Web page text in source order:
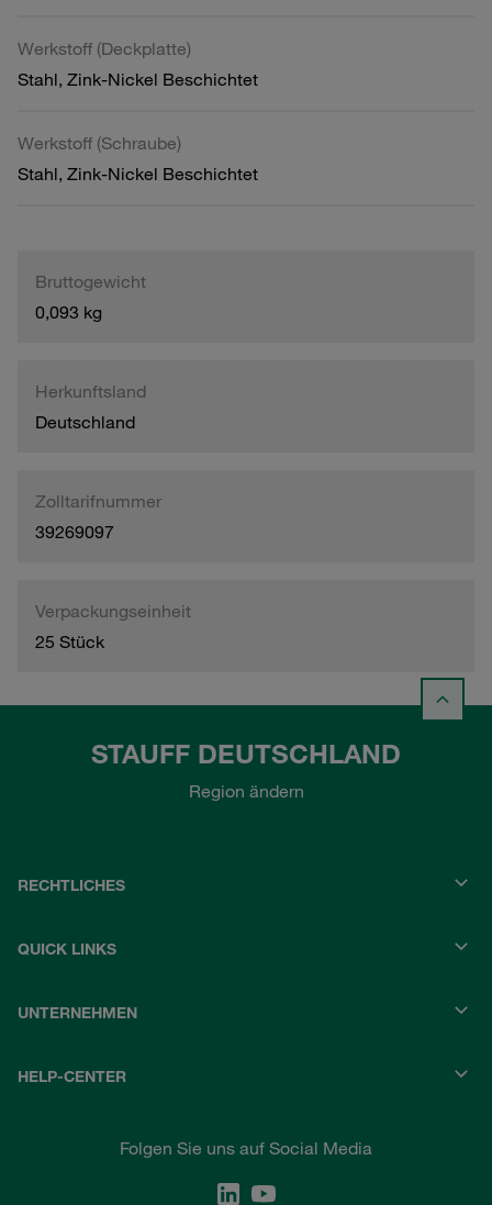
Werkstoff (Deckplatte)
Stahl, Zink-Nickel Beschichtet
Werkstoff (Schraube)
Stahl, Zink-Nickel Beschichtet
Bruttogewicht
0,093 kg
Herkunftsland
Deutschland
Zolltarifnummer
39269097
Verpackungseinheit
25 Stück
STAUFF DEUTSCHLAND
Region ändern
RECHTLICHES
QUICK LINKS
UNTERNEHMEN
HELP-CENTER
Folgen Sie uns auf Social Media